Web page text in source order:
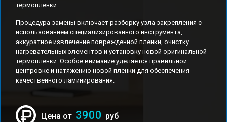
термопленки.
Процедура замены включает разборку узла закрепления с
использованием специализированного инструмента,
аккуратное извлечение поврежденной пленки, очистку
нагревательных элементов и установку новой оригинальной
термопленки. Особое внимание уделяется правильной
центровке и натяжению новой пленки для обеспечения
качественного ламинирования.
Цена от 3900 руб